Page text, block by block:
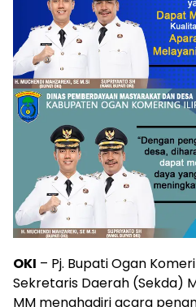
OKI – Pj. Bupati Ogan
Sekretaris Daerah (Sekda)
MM menghadiri acara